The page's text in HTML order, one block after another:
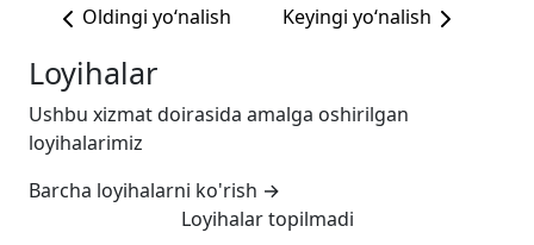
Oldingi yo‘nalish Keyingi yo‘nalish
Loyihalar
Ushbu xizmat doirasida amalga oshirilgan
loyihalarimiz
Barcha loyihalarni ko'rish →
Loyihalar topilmadi